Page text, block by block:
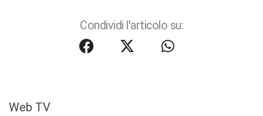
Condividi l'articolo su:
Web TV